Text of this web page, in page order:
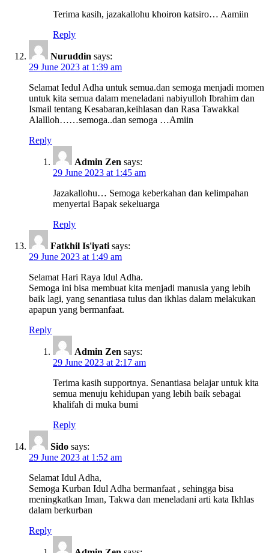
Terima kasih, jazakallohu khoiron katsiro… Aamiin
Reply
Nuruddin says:
29 June 2023 at 1:39 am
Selamat Iedul Adha untuk semua.dan semoga menjadi momen
untuk kita semua dalam meneladani nabiyulloh Ibrahim dan
Ismail tentang Kesabaran,keihlasan dan Rasa Tawakkal
Alallloh……semoga..dan semoga …Amiin
Reply
Admin Zen says:
29 June 2023 at 1:45 am
Jazakallohu… Semoga keberkahan dan kelimpahan
menyertai Bapak sekeluarga
Reply
Fatkhil Is'iyati says:
29 June 2023 at 1:49 am
Selamat Hari Raya Idul Adha.
Semoga ini bisa membuat kita menjadi manusia yang lebih
baik lagi, yang senantiasa tulus dan ikhlas dalam melakukan
apapun yang bermanfaat.
Reply
Admin Zen says:
29 June 2023 at 2:17 am
Terima kasih supportnya. Senantiasa belajar untuk kita
semua menuju kehidupan yang lebih baik sebagai
khalifah di muka bumi
Reply
Sido says:
29 June 2023 at 1:52 am
Selamat Idul Adha,
Semoga Kurban Idul Adha bermanfaat , sehingga bisa
meningkatkan Iman, Takwa dan meneladani arti kata Ikhlas
dalam berkurban
Reply